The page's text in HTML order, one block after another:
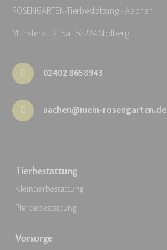
ROSENGARTEN-Tierbestattung - Aachen
Münsterau 215a · 52224 Stolberg
02402 8658943
aachen@mein-rosengarten.de
Tierbestattung
Kleintierbestattung
Pferdebestattung
Vorsorge